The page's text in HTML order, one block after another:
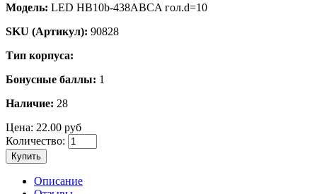
Модель: LED HB10b-438ABCA гол.d=10
SKU (Артикул): 90828
Тип корпуса:
Бонусные баллы: 1
Наличие: 28
Цена: 22.00 руб
Количество:
Купить
Описание